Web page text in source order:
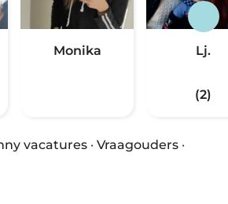
Monika Lj.
(2)
vacatures · Vraagouders ·